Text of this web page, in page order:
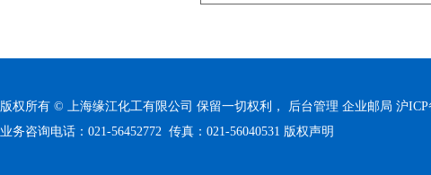
版权所有 © 上海缘江化工有限公司 保留一切权利， 后台管理 企业邮局 沪ICP
业务咨询电话：021-56452772 传真：021-56040531 版权声明